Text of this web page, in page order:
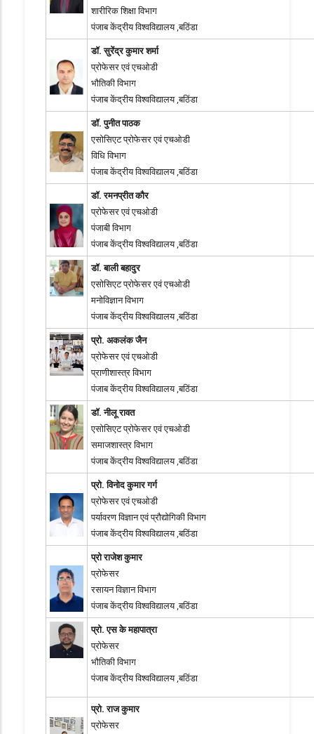
शारीरिक शिक्षा विभाग
पंजाब केंद्रीय विश्वविद्यालय ,बठिंडा
डॉ. सुरेंद्र कुमार शर्मा
प्रोफेसर एवं एचओडी
भौतिकी विभाग
पंजाब केंद्रीय विश्वविद्यालय ,बठिंडा
डॉ. पुनीत पाठक
एसोसिएट प्रोफेसर एवं एचओडी
विधि विभाग
पंजाब केंद्रीय विश्वविद्यालय ,बठिंडा
डॉ. रमनप्रीत कौर
प्रोफेसर एवं एचओडी
पंजाबी विभाग
पंजाब केंद्रीय विश्वविद्यालय ,बठिंडा
डॉ. बाली बहादुर
एसोसिएट प्रोफेसर एवं एचओडी
मनोविज्ञान विभाग
पंजाब केंद्रीय विश्वविद्यालय ,बठिंडा
प्रो. अकलंक जैन
प्रोफेसर एवं एचओडी
प्राणीशास्त्र विभाग
पंजाब केंद्रीय विश्वविद्यालय ,बठिंडा
डॉ. नीलू रावत
एसोसिएट प्रोफेसर एवं एचओडी
समाजशास्त्र विभाग
पंजाब केंद्रीय विश्वविद्यालय ,बठिंडा
प्रो. विनोद कुमार गर्ग
प्रोफेसर एवं एचओडी
पर्यावरण विज्ञान एवं प्रौद्योगिकी विभाग
पंजाब केंद्रीय विश्वविद्यालय ,बठिंडा
प्रो राजेश कुमार
प्रोफेसर
रसायन विज्ञान विभाग
पंजाब केंद्रीय विश्वविद्यालय ,बठिंडा
प्रो. एस के महापात्रा
प्रोफेसर
भौतिकी विभाग
पंजाब केंद्रीय विश्वविद्यालय ,बठिंडा
प्रो. राज कुमार
प्रोफेसर